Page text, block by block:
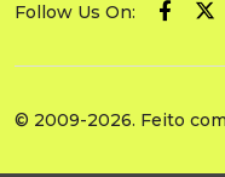
Follow Us On:
© 2009-2026. Feito